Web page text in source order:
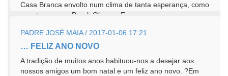
Casa Branca envolto num clima de tanta esperança, como
aconteceu com Barak Obama. E mesmo...
PADRE JOSÉ MAIA / 2017-01-06 17:21
… FELIZ ANO NOVO
A tradição de muitos anos habituou-nos a desejar aos
nossos amigos um bom natal e um feliz ano novo. ?Em